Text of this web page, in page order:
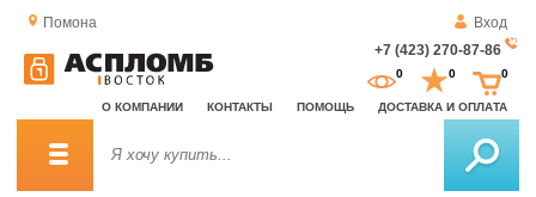
Помона
Вход
+7 (423) 270-87-86
О КОМПАНИИ КОНТАКТЫ ПОМОЩЬ ДОСТАВКА И ОПЛАТА
0 0 0